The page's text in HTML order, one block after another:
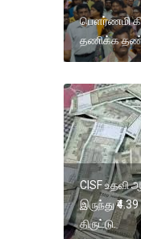
பௌர்ணமி
தணிக்க
CISF உதவி
இருந்து
திருட்டு.